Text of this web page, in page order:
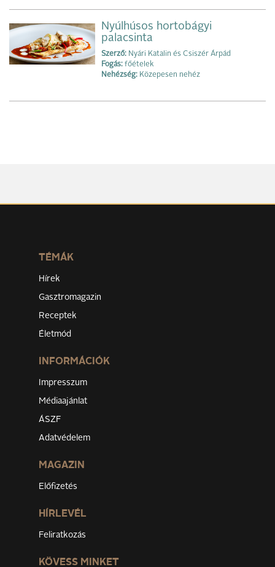
Nyúlhúsos hortobágyi
palacsinta
Szerző: Nyári Katalin és Csiszér Árpád
Fogás: főételek
Nehézség: Közepesen nehéz
TÉMÁK
Hírek
Gasztromagazin
Receptek
Életmód
INFORMÁCIÓK
Impresszum
Médiaajánlat
ÁSZF
Adatvédelem
MAGAZIN
Előfizetés
HÍRLEVÉL
Feliratkozás
KÖVESS MINKET